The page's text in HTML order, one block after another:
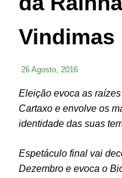
Vindimas
26 Agosto, 2016
Eleição evoca as
Cartaxo e envolve os
identidade das suas
Espetáculo final vai
Dezembro e evoca o